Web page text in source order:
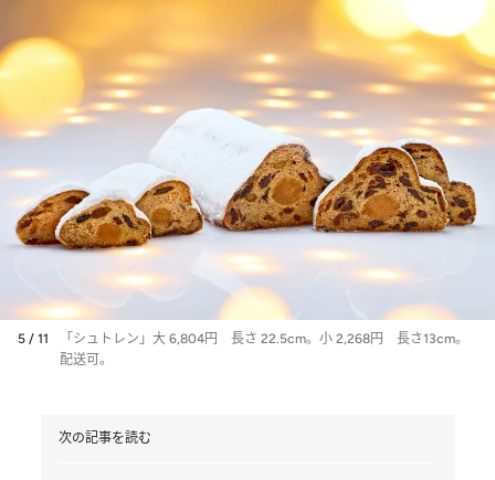
5 / 11
「シュトレン」大 6,804円 長さ 22.5cm。小 2,268円 長さ13cm。
配送可。
次の記事を読む